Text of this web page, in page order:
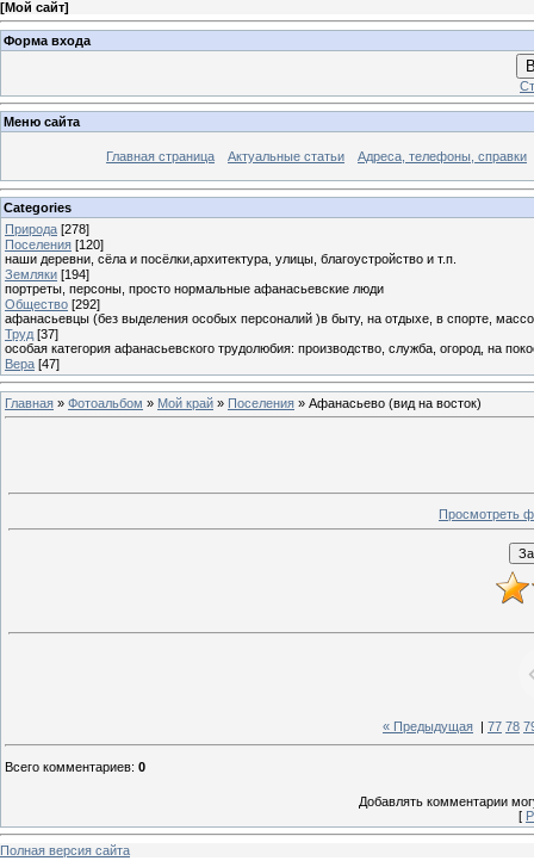
[Мой сайт]
Форма входа
Меню сайта
Главная страница Актуальные статьи Адреса, телефоны, справки
Categories
Природа [278]
Поселения [120]
наши деревни, сёла и посёлки,архитектура, улицы, благоустройство и т.п.
Земляки [194]
портреты, персоны, просто нормальные афанасьевские люди
Общество [292]
афанасьевцы (без выделения особых персоналий )в быту, на отдыхе, в спорте,
Труд [37]
особая категория афанасьевского трудолюбия: производство, служба, огород, на
Вера [47]
Главная » Фотоальбом » Мой край » Поселения » Афанасьево (вид на восток)
Просмотреть
« Предыдущая 77 78
Всего комментариев: 0
Добавлять комментарии
[
Полная версия сайта